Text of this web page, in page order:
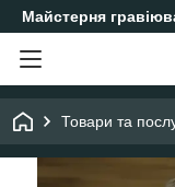
Майстерня
Товари та